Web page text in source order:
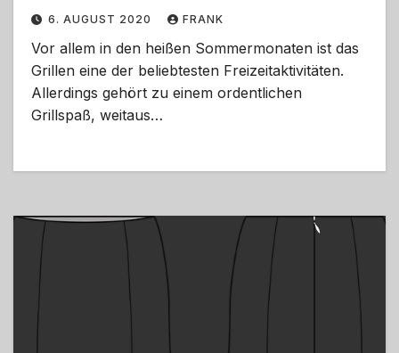
6. AUGUST 2020 FRANK
Vor allem in den heißen Sommermonaten ist das
Grillen eine der beliebtesten Freizeitaktivitäten.
Allerdings gehört zu einem ordentlichen
Grillspaß, weitaus…